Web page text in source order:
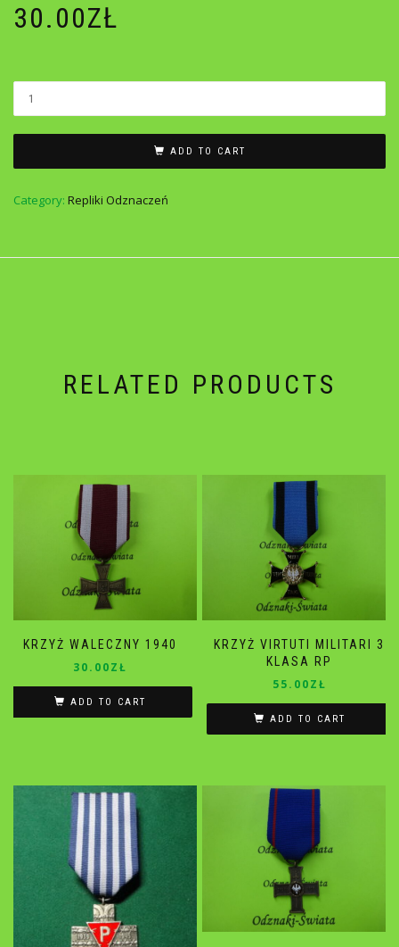
30.00ZŁ
ADD TO CART
Category: Repliki Odznaczeń
RELATED PRODUCTS
KRZYŻ WALECZNY 1940
30.00ZŁ
ADD TO CART
KRZYŻ VIRTUTI MILITARI 3
KLASA RP
55.00ZŁ
ADD TO CART